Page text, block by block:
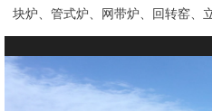
块炉、管式炉、网带炉、回转窑、
验电炉、钟罩炉、退火炉、烧结炉
科烤瓷炉、真空CVD管式炉、高温
熔炼炉、推板窑炉、辊道窑炉、烘